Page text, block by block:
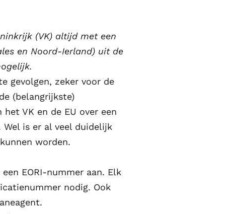
(VK) altijd met een
en Noord-Ierland) uit de
gevolgen, zeker voor de
(belangrijkste)
VK en de EU over een
is er al veel duidelijk
worden.
EORI-nummer aan. Elk
nodig. Ook